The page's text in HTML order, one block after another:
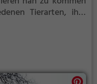
Tierarten, ihre